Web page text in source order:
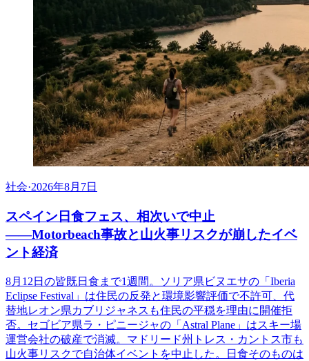
社会·2026年8月7日
スペイン日食フェス、相次いで中止
――Motorbeach事故と山火事リスクが崩したイベ
ント経済
8月12日の皆既日食まで1週間。ソリア県ビヌエサの「Iberia
Eclipse Festival」は住民の反発と環境影響評価で不許可、代
替地レオン県カブリジャネスも住民の平穏を理由に開催拒
否。セゴビア県ラ・ピニージャの「Astral Plane」はスキー場
運営会社の破産で消滅。マドリード州トレス・カントス市も
山火事リスクで自治体イベントを中止した。日食そのものは